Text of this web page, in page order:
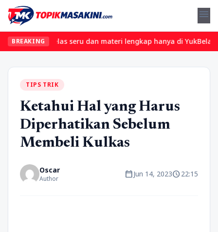
menu
BREAKING
kelas seru dan materi lengkap hanya di
TIPS TRIK
Ketahui Hal yang Harus
Diperhatikan Sebelum
Membeli Kulkas
Oscar
Author calendar_todayJun 14, 2023schedule22:15